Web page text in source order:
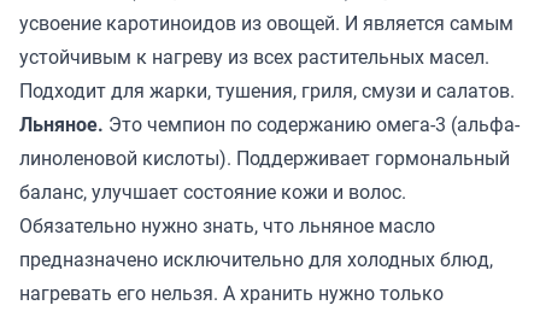
усвоение каротиноидов из овощей. И является самым
устойчивым к нагреву из всех растительных масел.
Подходит для жарки, тушения, гриля, смузи и салатов.
Льняное. Это чемпион по содержанию омега-3 (альфа-
линоленовой кислоты). Поддерживает гормональный
баланс, улучшает состояние кожи и волос.
Обязательно нужно знать, что льняное масло
предназначено исключительно для холодных блюд,
нагревать его нельзя. А хранить нужно только